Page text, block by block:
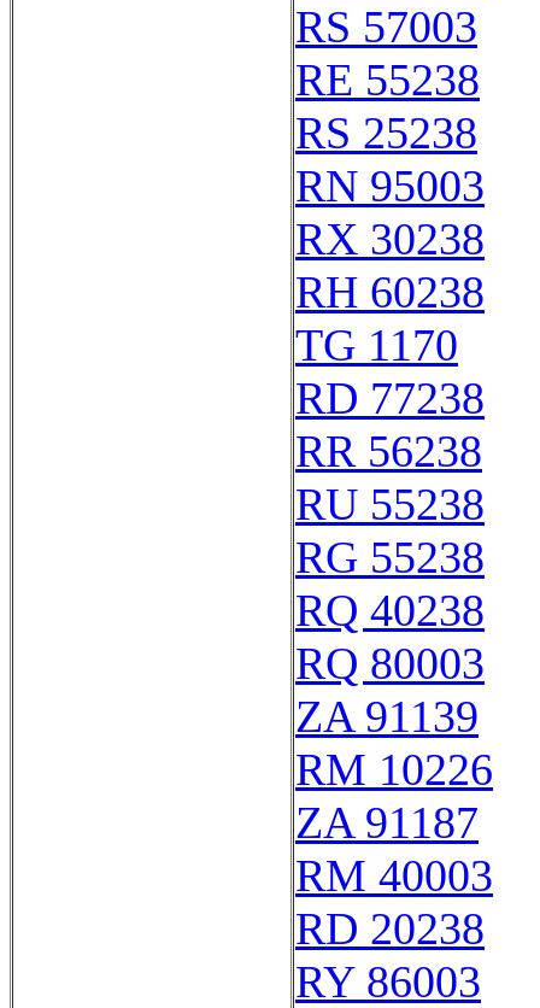
RS 57003
RE 55238
RS 25238
RN 95003
RX 30238
RH 60238
TG 1170
RD 77238
RR 56238
RU 55238
RG 55238
RQ 40238
RQ 80003
ZA 91139
RM 10226
ZA 91187
RM 40003
RD 20238
RY 86003